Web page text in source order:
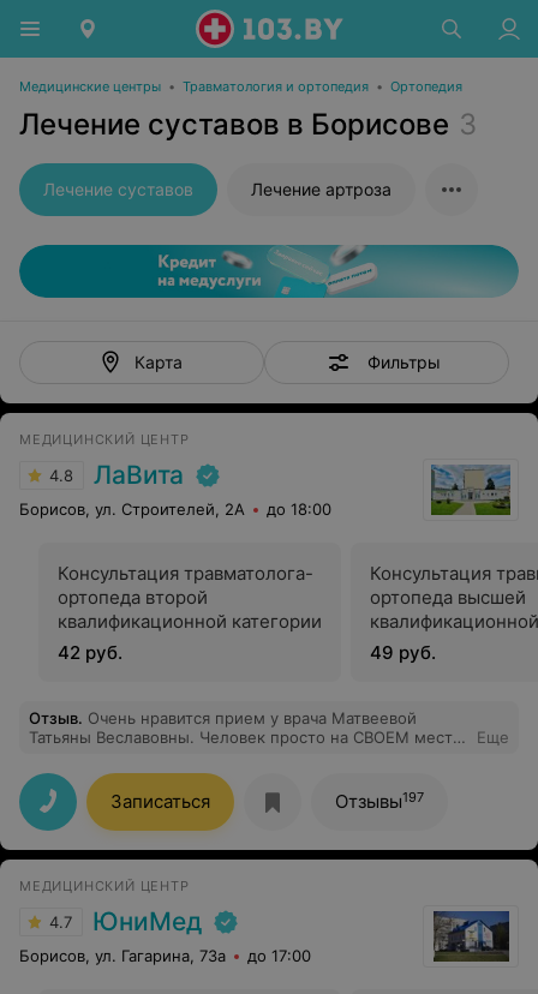
Медицинские центры • Травматология и ортопедия • Ортопедия
Лечение суставов в Борисове 3
Лечение суставов Лечение артроза
Карта Фильтры
МЕДИЦИНСКИЙ ЦЕНТР
4.8 ЛаВита
Борисов, ул. Строителей, 2А до 18:00
Консультация травматолога-
ортопеда второй
квалификационной категории
42 руб.
Консультация
ортопеда высшей
49 руб.
Отзыв. Очень нравится прием у врача Матвеевой
Татьяны Веславовны. Человек просто на СВОЕМ месте.
пациентам. Побольше бы реально таких врачей!
Еще
Записаться Отзывы197
МЕДИЦИНСКИЙ ЦЕНТР
4.7 ЮниМед
Борисов, ул. Гагарина, 73а до 17:00